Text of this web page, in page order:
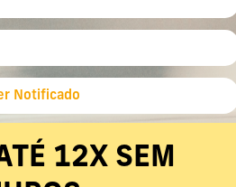
Notificado
12X SEM